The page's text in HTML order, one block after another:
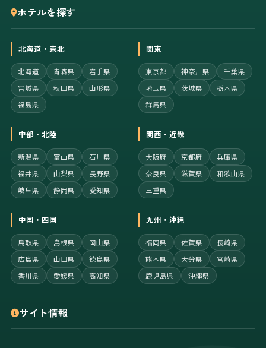
ホテルを探す
北海道・東北
北海道 青森県
岩手県
宮城県
秋田県
山形県
福島県
関東
東京都 神奈川県
千葉県
埼玉県
茨城県
栃木県
群馬県
中部・北陸
新潟県 富山県
石川県
福井県
山梨県
長野県
岐阜県
静岡県 愛知県
関西・近畿
大阪府 京都府
兵庫県
奈良県
滋賀県
和歌山県
三重県
中国・四国
鳥取県 島根県
岡山県
広島県
山口県
徳島県
香川県
愛媛県 高知県
九州・沖縄
福岡県 佐賀県
長崎県
熊本県
大分県
宮崎県
鹿児島県
沖縄県
サイト情報